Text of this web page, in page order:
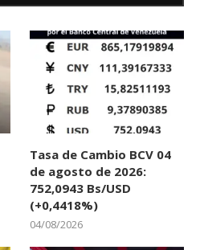
Tasa de Cambio BCV 04
de agosto de 2026:
752,0943 Bs/USD
(+0,4418%)
04/08/2026